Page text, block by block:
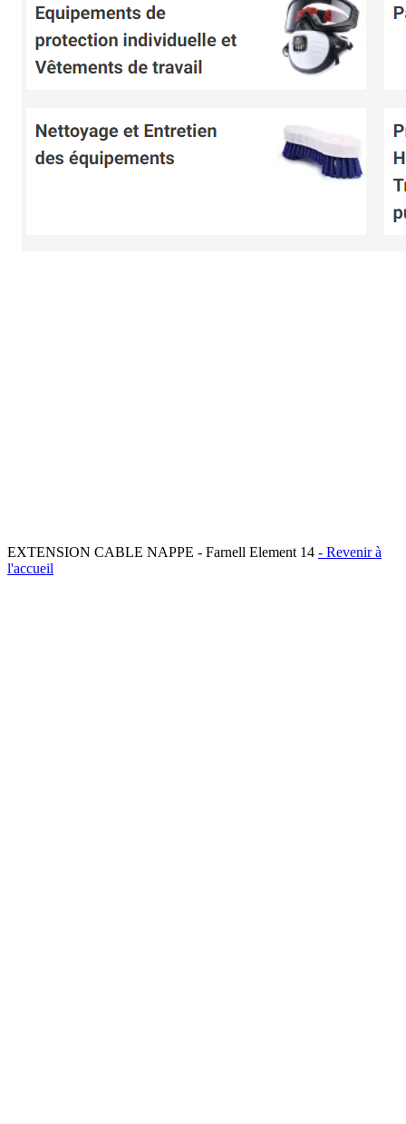
EXTENSION CABLE NAPPE - Farnell Element 14 - Revenir à
l'accueil